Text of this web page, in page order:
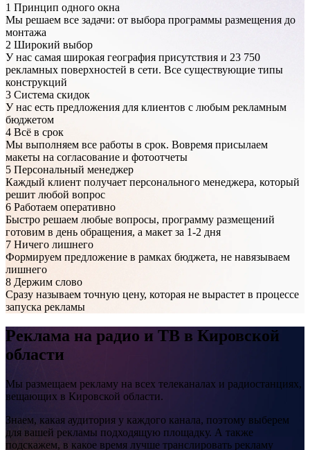
Вятские Поляны, в 14м. от жилого дома № 172 по ул.
Вятские Поляны, улица Урицкого рядом с домом №22
1 Принцип одного окна
Мы решаем все задачи: от выбора программы размещения до
монтажа
2 Широкий выбор
У нас самая широкая география присутствия и 23 750
рекламных поверхностей в сети. Все существующие типы
конструкций
3 Система скидок
У нас есть предложения для клиентов с любым рекламным
бюджетом
4 Всё в срок
Мы выполняем все работы в срок. Вовремя присылаем
макеты на согласование и фотоотчеты
5 Персональный менеджер
Каждый клиент получает персонального менеджера, который
решит любой вопрос
6 Работаем оперативно
Быстро решаем любые вопросы, программу размещений
готовим в день обращения, а макет за 1-2 дня
7 Ничего лишнего
Формируем предложение в рамках бюджета, не навязываем
лишнего
8 Держим слово
Сразу называем точную цену, которая не вырастет в процессе
запуска рекламы
Реклама на радио и ТВ в Кировской
области
Мы размещаем рекламу на всех телеканалах и радиостанциях,
вещающих в Кировской области.
Знаем, какая аудитория у каждого канала, поэтому выберем
для вашей рекламы подходящую площадку. А также
подскажем, в какое время лучше транслировать рекламу